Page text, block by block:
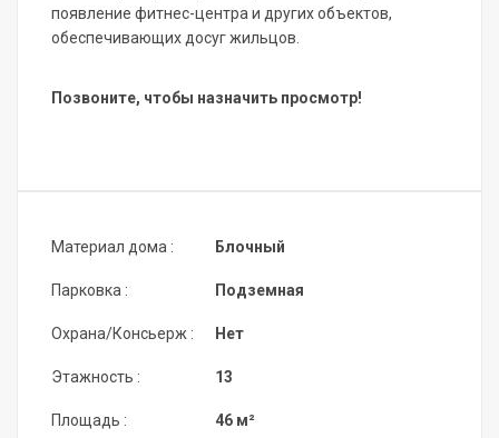
появление фитнес-центра и других объектов,
обеспечивающих досуг жильцов.
Позвоните, чтобы назначить просмотр!
Материал дома :
Парковка :
Охрана/Консьерж :
Этажность :
Площадь :
Блочный
Подземная
Нет
13
46 м²